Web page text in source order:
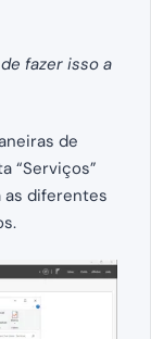
fazer isso a
de
“Serviços”
as diferentes